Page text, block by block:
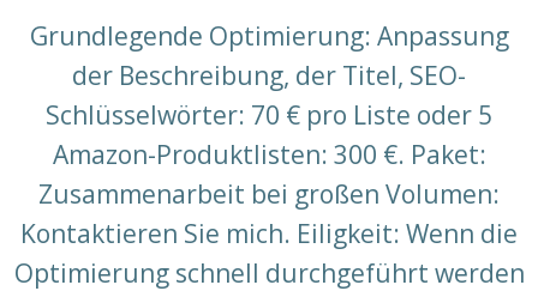
Grundlegende Optimierung: Anpassung
der Beschreibung, der Titel, SEO-
Schlüsselwörter: 70 € pro Liste oder 5
Amazon-Produktlisten: 300 €. Paket:
Zusammenarbeit bei großen Volumen:
Kontaktieren Sie mich. Eiligkeit: Wenn die
Optimierung schnell durchgeführt werden